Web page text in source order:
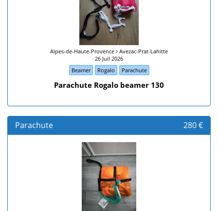
Alpes-de-Haute-Provence
Avezac-Prat-Lahitte
26 Juil 2026
Beamer
Rogalo Parachute
Parachute Rogalo beamer 130
Parachute 280 €